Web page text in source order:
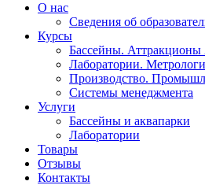
О нас
Сведения об
Курсы
Бассейны.
Лаборатории.
Производство.
Системы менеджмента
Услуги
Бассейны и аквапарки
Лаборатории
Товары
Отзывы
Контакты